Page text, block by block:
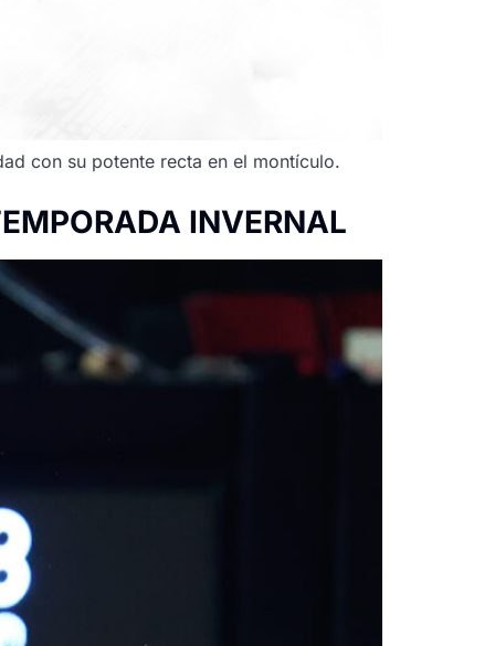
con su potente recta en el montículo.
INVERNAL